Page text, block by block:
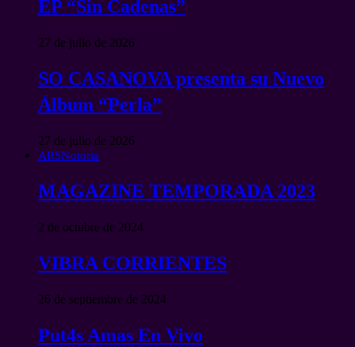
EP “Sin Cadenas”
27 de julio de 2026
SO CASANOVA presenta su Nuevo
Álbum “Perla”
27 de julio de 2026
ARSNotoria
MAGAZINE TEMPORADA 2023
2 de octubre de 2024
VIBRA CORRIENTES
26 de septiembre de 2024
Put4s Amas En Vivo